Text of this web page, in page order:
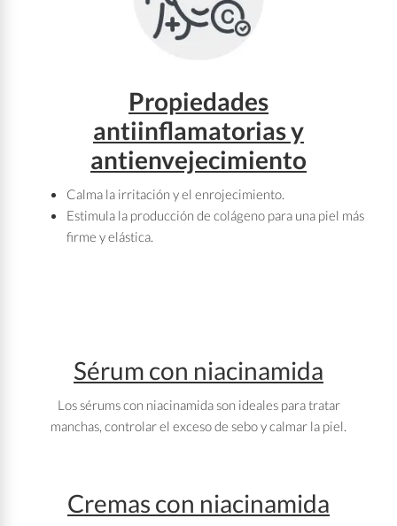
Propiedades
antiinflamatorias y
antienvejecimiento
Calma la irritación y el enrojecimiento.
Estimula la producción de colágeno para una piel más
firme y elástica.
Sérum con niacinamida
Los sérums con niacinamida son ideales para tratar
manchas, controlar el exceso de sebo y calmar la piel.
Cremas con niacinamida